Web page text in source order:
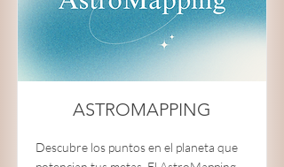
ASTROMAPPING
Descubre los puntos en el planeta que